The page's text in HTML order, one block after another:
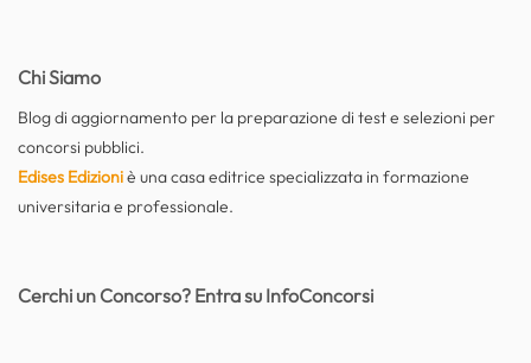
Chi Siamo
Blog di aggiornamento per la preparazione di test e selezioni per
concorsi pubblici.
Edises Edizioniè una casa editrice specializzata in formazione
universitaria e professionale.
Cerchi un Concorso? Entra su InfoConcorsi